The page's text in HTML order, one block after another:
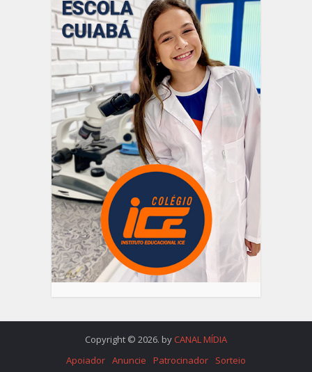
Copyright © 2026. by CANAL MÍDIA
Apoiador Anuncie Patrocinador Sorteio